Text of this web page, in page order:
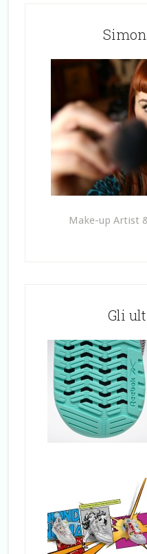
Make-up Artist
Gli